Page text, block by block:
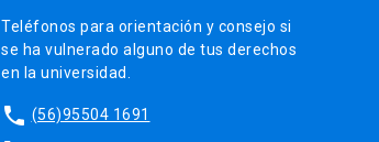
Teléfonos para orientación y consejo si
se ha vulnerado alguno de tus derechos
en la universidad.
phone (56)95504 1691